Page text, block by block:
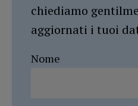
chiediamo
aggiornati i tuoi
Nome